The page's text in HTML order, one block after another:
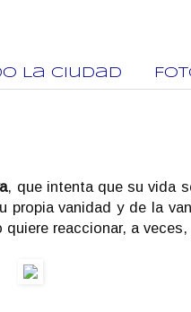
La Ciudad
, que intenta que su vida
vanidad y de la
quiere reaccionar, a